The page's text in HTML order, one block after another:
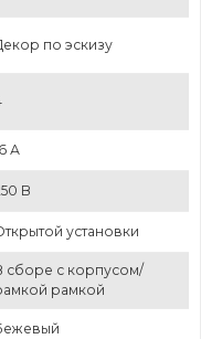
по эскизу
А
В
установки
сборе с корпусом/
рамкой